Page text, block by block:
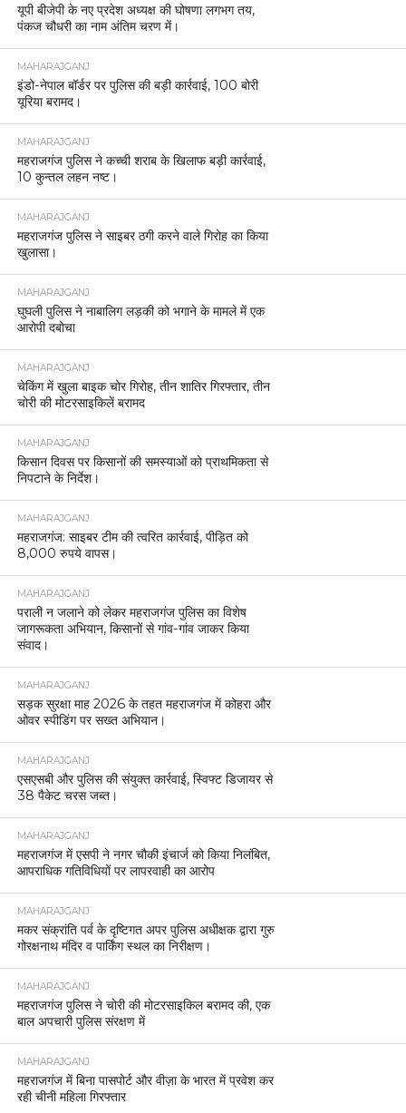
यूपी बीजेपी के नए प्रदेश अध्यक्ष की घोषणा लगभग तय,
पंकज चौधरी का नाम अंतिम चरण में।
MAHARAJGANJ
इंडो-नेपाल बॉर्डर पर पुलिस की बड़ी कार्रवाई, 100 बोरी
यूरिया बरामद।
MAHARAJGANJ
महराजगंज पुलिस ने कच्ची शराब के खिलाफ बड़ी कार्रवाई,
10 कुन्तल लहन नष्ट।
MAHARAJGANJ
महराजगंज पुलिस ने साइबर ठगी करने वाले गिरोह का किया
खुलासा।
MAHARAJGANJ
घुघली पुलिस ने नाबालिग लड़की को भगाने के मामले में एक
आरोपी दबोचा
MAHARAJGANJ
चेकिंग में खुला बाइक चोर गिरोह, तीन शातिर गिरफ्तार, तीन
चोरी की मोटरसाइकिलें बरामद
MAHARAJGANJ
किसान दिवस पर किसानों की समस्याओं को प्राथमिकता से
निपटाने के निर्देश।
MAHARAJGANJ
महराजगंज: साइबर टीम की त्वरित कार्रवाई, पीड़ित को
8,000 रुपये वापस।
MAHARAJGANJ
पराली न जलाने को लेकर महराजगंज पुलिस का विशेष
जागरूकता अभियान, किसानों से गांव-गांव जाकर किया
संवाद।
MAHARAJGANJ
सड़क सुरक्षा माह 2026 के तहत महराजगंज में कोहरा और
ओवर स्पीडिंग पर सख्त अभियान।
MAHARAJGANJ
एसएसबी और पुलिस की संयुक्त कार्रवाई, स्विफ्ट डिजायर से
38 पैकेट चरस जब्त।
MAHARAJGANJ
महराजगंज में एसपी ने नगर चौकी इंचार्ज को किया निलंबित,
आपराधिक गतिविधियों पर लापरवाही का आरोप
MAHARAJGANJ
मकर संक्रांति पर्व के दृष्टिगत अपर पुलिस अधीक्षक द्वारा गुरु
गोरक्षनाथ मंदिर व पार्किंग स्थल का निरीक्षण।
MAHARAJGANJ
महराजगंज पुलिस ने चोरी की मोटरसाइकिल बरामद की, एक
बाल अपचारी पुलिस संरक्षण में
MAHARAJGANJ
महराजगंज में बिना पासपोर्ट और वीज़ा के भारत में प्रवेश कर
रही चीनी महिला गिरफ्तार